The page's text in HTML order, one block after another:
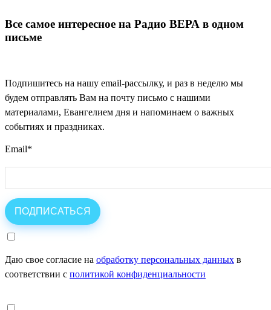
Все самое интересное на Радио ВЕРА в одном
письме
Подпишитесь на нашу email-рассылку, и раз в неделю мы
будем отправлять Вам на почту письмо с нашими
материалами, Евангелием дня и напоминаем о важных
событиях и праздниках.
Email*
Даю свое согласие на обработку персональных данных в
соответствии с политикой конфиденциальности